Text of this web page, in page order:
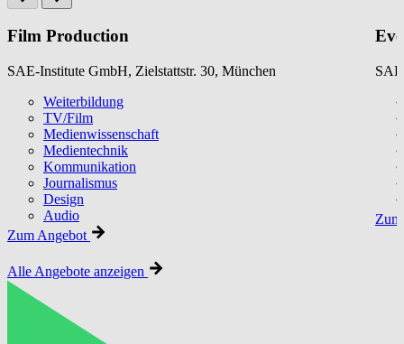
Film Production
SAE-Institute GmbH, Zielstattstr. 30, München
Weiterbildung
TV/Film
Medienwissenschaft
Medientechnik
Kommunikation
Journalismus
Design
Audio
Zum Angebot
Alle Angebote anzeigen